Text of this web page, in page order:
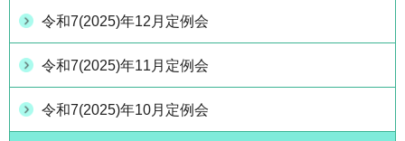
令和7(2025)年12月定例会
令和7(2025)年11月定例会
令和7(2025)年10月定例会